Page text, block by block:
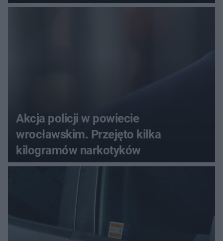
menu
Akcja policji w powiecie
wrocławskim. Przejęto kilka
kilogramów narkotyków